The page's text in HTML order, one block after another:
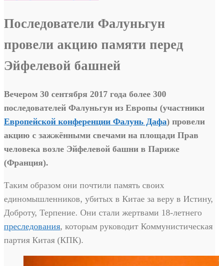
Последователи Фалуньгун
провели акцию памяти перед
Эйфелевой башней
Вечером 30 сентября 2017 года более 300
последователей Фалуньгун из Европы (участники
Европейской конференции Фалунь Дафа) провели
акцию с зажжёнными свечами на площади Прав
человека возле Эйфелевой башни в Париже
(Франция).
Таким образом они почтили память своих
единомышленников, убитых в Китае за веру в Истину,
Доброту, Терпение. Они стали жертвами 18-летнего
преследования, которым руководит Коммунистическая
партия Китая (КПК).